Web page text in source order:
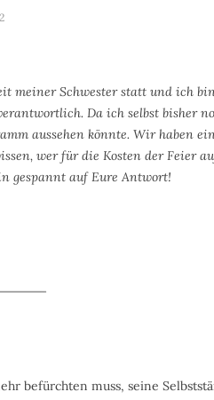
meiner Schwester statt und ich
Da ich selbst bisher
aussehen könnte. Wir haben
wer für die Kosten der Feier
gespannt auf Eure Antwort!
befürchten muss, seine